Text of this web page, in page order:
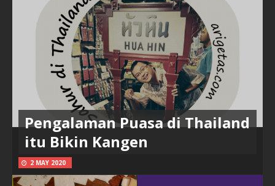
Pengalaman Puasa di Thailand
itu Bikin Kangen
2 MAY 2020